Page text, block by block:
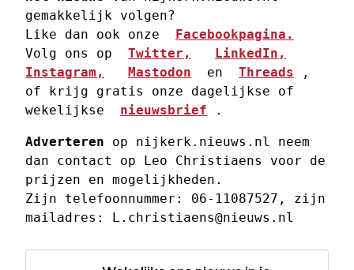
gemakkelijk volgen?
Like dan ook onze
Facebookpagina.
Volg ons op Twitter,
LinkedIn,
Instagram,
Mastodon
  en
Threads ,
of krijg gratis onze dagelijkse of
wekelijkse nieuwsbrief .
Adverteren op nijkerk.nieuws.nl neem
dan contact op Leo Christiaens voor de
prijzen en mogelijkheden.
Zijn telefoonnummer: 06-11087527, zijn
mailadres:
L.christiaens@nieuws.nl